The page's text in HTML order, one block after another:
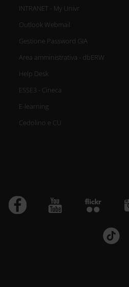
INTRANET - My Univr
Outlook Webmail
Gestione Password GIA
Area amministrativa - dbERW
Help Desk
ESSE3 - Cineca
E-learning
Cedolino e CU